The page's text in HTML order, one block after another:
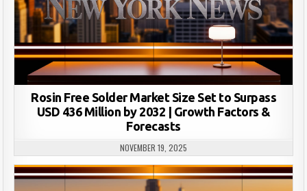
Rosin Free Solder Market Size Set to Surpass
USD 436 Million by 2032 | Growth Factors &
Forecasts
NOVEMBER 19, 2025